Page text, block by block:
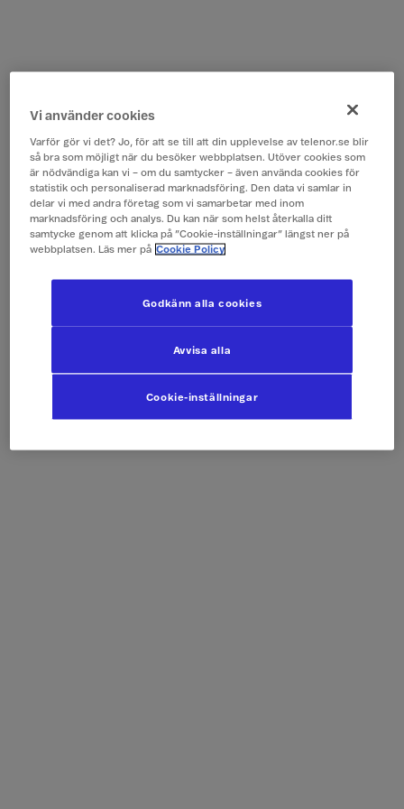
Vi använder cookies
Varför gör vi det? Jo, för att se till att din upplevelse av telenor.se blir
så bra som möjligt när du besöker webbplatsen. Utöver cookies som
är nödvändiga kan vi – om du samtycker – även använda cookies för
statistik och personaliserad marknadsföring. Den data vi samlar in
delar vi med andra företag som vi samarbetar med inom
marknadsföring och analys. Du kan när som helst återkalla ditt
samtycke genom att klicka på ”Cookie-inställningar” längst ner på
webbplatsen. Läs mer på Cookie Policy
Cookie-inställningar
Avvisa alla
Godkänn alla cookies